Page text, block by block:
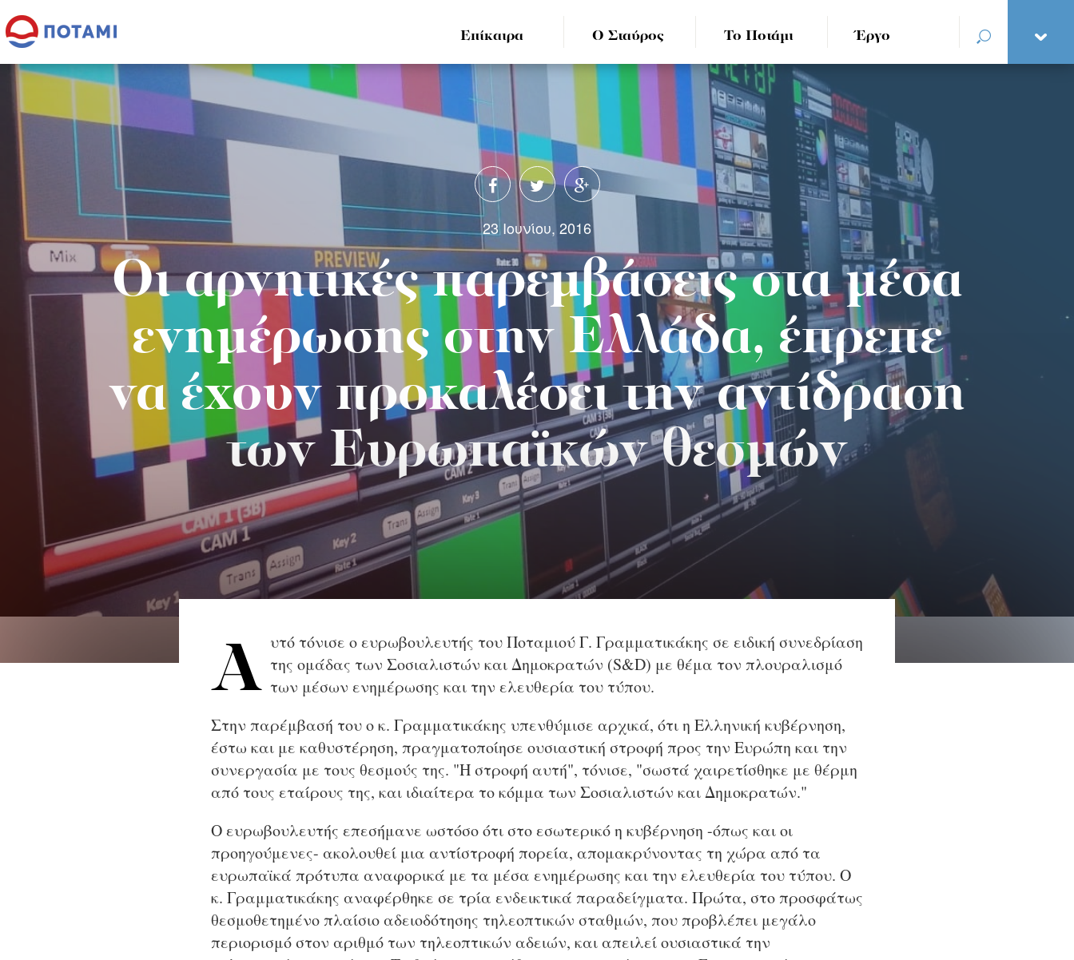
Επίκαιρα Ο Σταύρος Το Ποτάμι Έργο
23 Ιουνίου, 2016
Οι αρνητικές παρεμβάσεις στα μέσα
ενημέρωσης στην Ελλάδα, έπρεπε
να έχουν προκαλέσει την αντίδραση
των Ευρωπαϊκών θεσμών
Α υτό τόνισε ο ευρωβουλευτής του Ποταμιού Γ. Γραμματικάκης σε ειδική συνεδρίαση
της ομάδας των Σοσιαλιστών και Δημοκρατών (S&D) με θέμα τον πλουραλισμό
των μέσων ενημέρωσης και την ελευθερία του τύπου.
Στην παρέμβασή του ο κ. Γραμματικάκης υπενθύμισε αρχικά, ότι η Ελληνική κυβέρνηση,
έστω και με καθυστέρηση, πραγματοποίησε ουσιαστική στροφή προς την Ευρώπη και την
συνεργασία με τους θεσμούς της. "Η στροφή αυτή", τόνισε, "σωστά χαιρετίσθηκε με θέρμη
από τους εταίρους της, και ιδιαίτερα το κόμμα των Σοσιαλιστών και Δημοκρατών."
Ο ευρωβουλευτής επεσήμανε ωστόσο ότι στο εσωτερικό η κυβέρνηση -όπως και οι
προηγούμενες- ακολουθεί μια αντίστροφή πορεία, απομακρύνοντας τη χώρα από τα
ευρωπαϊκά πρότυπα αναφορικά με τα μέσα ενημέρωσης και την ελευθερία του τύπου. Ο
κ. Γραμματικάκης αναφέρθηκε σε τρία ενδεικτικά παραδείγματα. Πρώτα, στο προσφάτως
θεσμοθετημένο πλαίσιο αδειοδότησης τηλεοπτικών σταθμών, που προβλέπει μεγάλο
περιορισμό στον αριθμό των τηλεοπτικών αδειών, και απειλεί ουσιαστικά την